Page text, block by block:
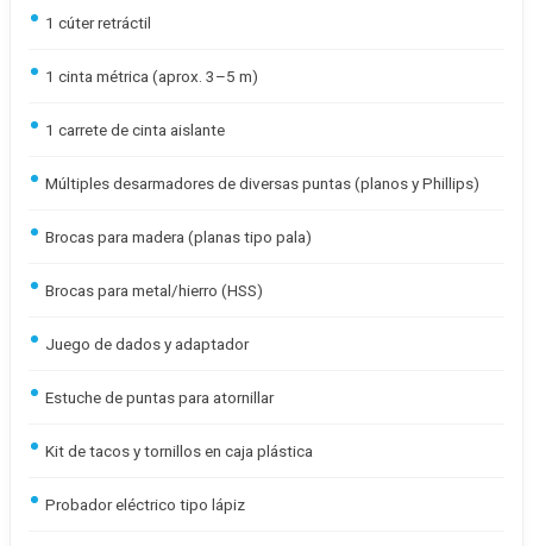
1 cúter retráctil
1 cinta métrica (aprox. 3–5 m)
1 carrete de cinta aislante
Múltiples desarmadores de diversas puntas (planos y Phillips)
Brocas para madera (planas tipo pala)
Brocas para metal/hierro (HSS)
Juego de dados y adaptador
Estuche de puntas para atornillar
Kit de tacos y tornillos en caja plástica
Probador eléctrico tipo lápiz